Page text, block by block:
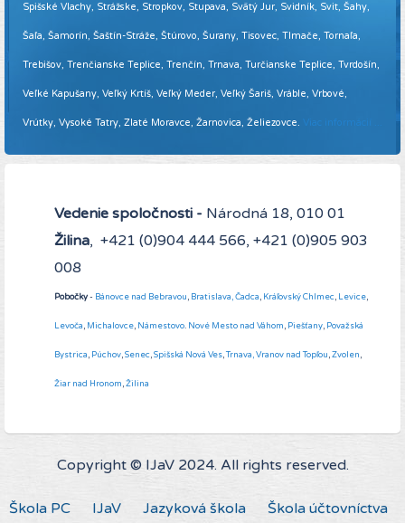
Spišské Vlachy, Strážske, Stropkov, Stupava, Svätý Jur, Svidník, Svit, Šahy,
Šaľa, Šamorín, Šaštín-Stráže, Štúrovo, Šurany, Tisovec, Tlmače, Tornaľa,
Trebišov, Trenčianske Teplice, Trenčín, Trnava, Turčianske Teplice, Tvrdošín,
Veľké Kapušany, Veľký Krtíš, Veľký Meder, Veľký Šariš, Vráble, Vrbové,
Vrútky, Vysoké Tatry, Zlaté Moravce, Žarnovica, Želiezovce. Viac informácií ...
Vedenie spoločnosti - Národná 18, 010 01
Žilina, +421 (0)904 444 566, +421 (0)905 903
008
Pobočky- Bánovce nad Bebravou, Bratislava,Čadca, Kráľovský Chlmec, Levice,
Levoča, Michalovce, Námestovo. Nové Mesto nad Váhom, Piešťany, Považská
Bystrica, Púchov,Senec,Spišská Nová Ves,Trnava,Vranov nad Topľou,Zvolen,
Žiar nad Hronom,Žilina
Copyright © IJaV 2024. All rights reserved.
Škola PC IJaV Jazyková škola Škola účtovníctva